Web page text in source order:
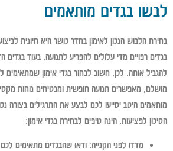
לבשו בגדים מותאמים
בחירת הלבוש הנכון לאימון בחדר כושר היא חיונית
בגדים רפויים מדי עלולים להפריע לתנועה, בעוד בגדים
להגביל אותה. לכן, חשוב לבחור בגדי אימון שמתאימים
מושלם, מאפשרים תנועה חופשית ומבטיחים נוחות
מותאמים היטב יסייעו לכם לבצע את התרגילים בצורה
הסיכון לפציעות. הינה טיפים לבחירת בגדי אימון:
מדדו לפני הקנייה: ודאו שהבגדים מתאימים